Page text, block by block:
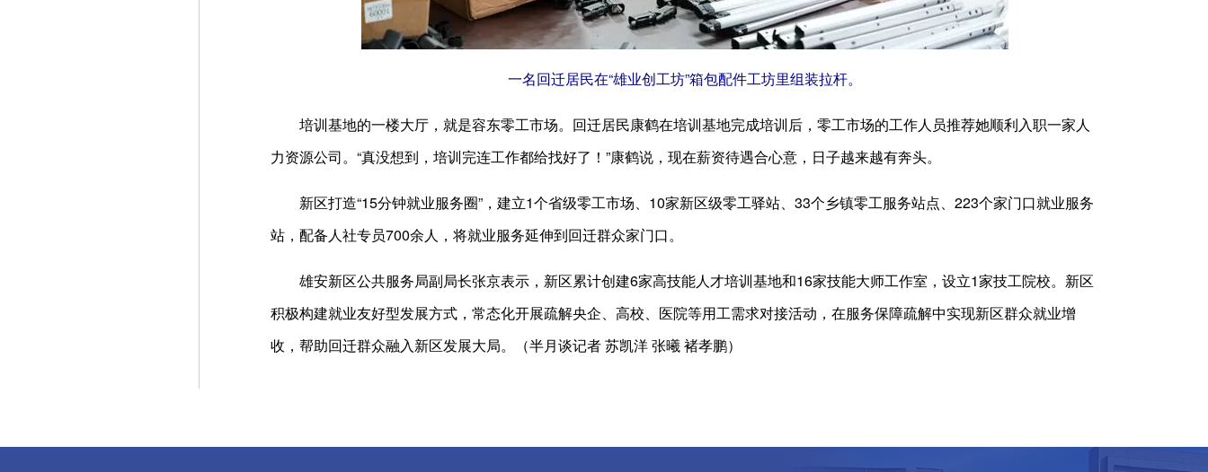
一名回迁居民在“雄业创工坊”箱包配件工坊里组装拉杆。
培训基地的一楼大厅，就是容东零工市场。回迁居民康鹤在培训基地完成培训后，零工市场的工作人员推荐她顺利入职一家人
力资源公司。“真没想到，培训完连工作都给找好了！”康鹤说，现在薪资待遇合心意，日子越来越有奔头。
新区打造“15分钟就业服务圈”，建立1个省级零工市场、10家新区级零工驿站、33个乡镇零工服务站点、223个家门口就业服务
站，配备人社专员700余人，将就业服务延伸到回迁群众家门口。
雄安新区公共服务局副局长张京表示，新区累计创建6家高技能人才培训基地和16家技能大师工作室，设立1家技工院校。新区
积极构建就业友好型发展方式，常态化开展疏解央企、高校、医院等用工需求对接活动，在服务保障疏解中实现新区群众就业增
收，帮助回迁群众融入新区发展大局。（半月谈记者 苏凯洋 张曦 褚孝鹏）